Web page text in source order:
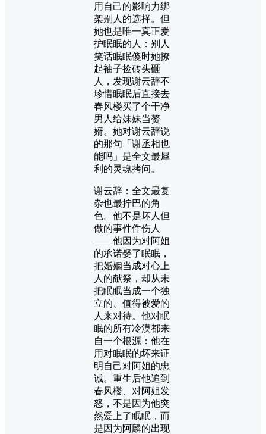
用自己的影响力绑
架别人的选择。但
她也是唯一真正爱
护眠眠的人：别人
笑话眠眠傻时她撩
起袖子捡砖头砸
人，发现谢云辞不
珍惜眠眠后直接去
春风楼买了个干净
男人给妹妹当赘
婿。她对谢云辞说
的那句「谢丞相也
能吗」是全文最犀
利的灵魂拷问。
谢云辞：全文最复
杂也最拧巴的角
色。他不是坏人但
做的事件件伤人
——他因为对阿姐
的承诺娶了眠眠，
把婚姻当成对心上
人的献祭，却从未
把眠眠当成一个独
立的、值得被爱的
人来对待。他对眠
眠的所有冷漠都来
自一个根源：他在
用对眠眠的坏来证
明自己对阿姐的忠
诚。重生后他追到
春风楼、对阿姐发
怒，不是因为他突
然爱上了眠眠，而
是因为阿麟的出现